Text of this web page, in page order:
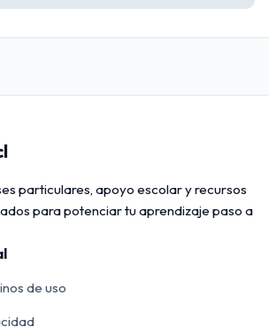
particulares, apoyo escolar y recursos
para potenciar tu aprendizaje paso a
de uso